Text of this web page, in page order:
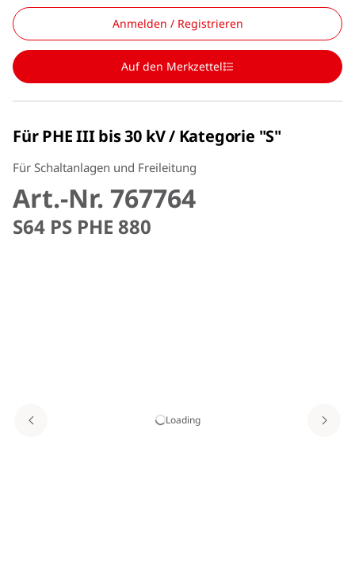
Anmelden / Registrieren
Auf den Merkzettel
Für PHE III bis 30 kV / Kategorie "S"
Für Schaltanlagen und Freileitung
Art.-Nr. 767764
S64 PS PHE 880
Loading